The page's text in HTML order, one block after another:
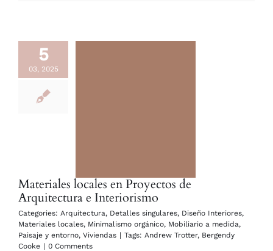
5
03, 2025
Materiales locales en Proyectos de
Arquitectura e Interiorismo
Categories: Arquitectura, Detalles singulares, Diseño Interiores,
Materiales locales, Minimalismo orgánico, Mobiliario a medida,
Paisaje y entorno, Viviendas | Tags: Andrew Trotter, Bergendy
Cooke | 0 Comments